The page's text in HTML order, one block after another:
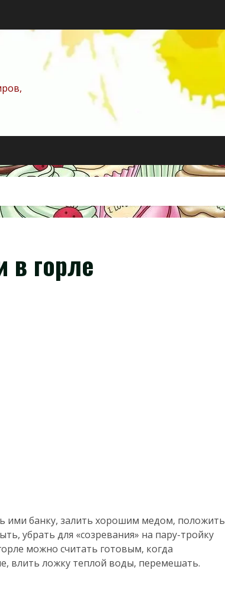
в горле
ими банку, залить хорошим медом, положить
убрать для «созревания» на пару-тройку
можно считать готовым, когда
влить ложку теплой воды, перемешать.